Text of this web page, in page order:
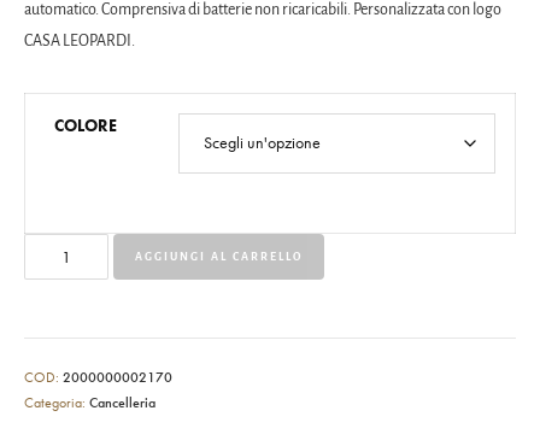
automatico. Comprensiva di batterie non ricaricabili. Personalizzata con logo
CASA LEOPARDI.
COLORE
AGGIUNGI AL CARRELLO
COD: 2000000002170
Categoria: Cancelleria